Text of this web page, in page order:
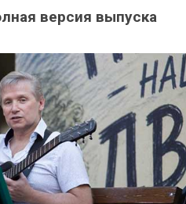
версия выпуска